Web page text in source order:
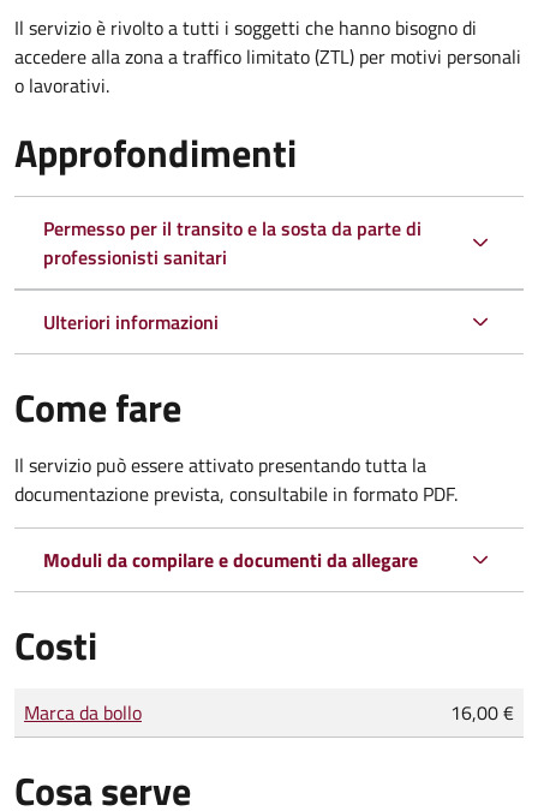
Il servizio è rivolto a tutti i soggetti che hanno bisogno di
accedere alla zona a traffico limitato (ZTL) per motivi personali
o lavorativi.
Approfondimenti
Permesso per il transito e la sosta da parte di
professionisti sanitari
Ulteriori informazioni
Come fare
Il servizio può essere attivato presentando tutta la
documentazione prevista, consultabile in formato PDF.
Moduli da compilare e documenti da allegare
Costi
Tipo di pagamento
Importo
Marca da bollo 16,00 €
Cosa serve